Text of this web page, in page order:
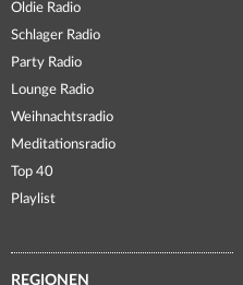
Oldie Radio
Schlager Radio
Party Radio
Lounge Radio
Weihnachtsradio
Meditationsradio
Top 40
Playlist
REGIONEN